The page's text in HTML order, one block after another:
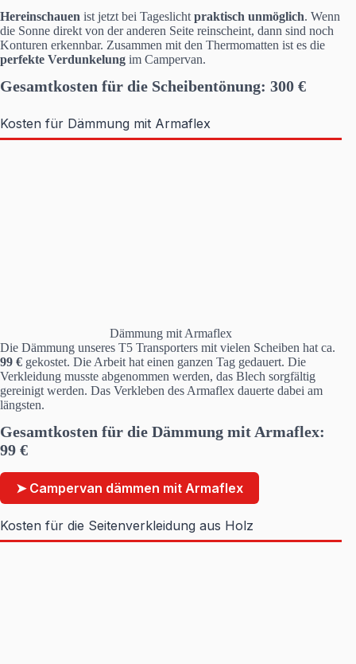
Hereinschauen ist jetzt bei Tageslicht praktisch unmöglich. Wenn
die Sonne direkt von der anderen Seite reinscheint, dann sind noch
Konturen erkennbar. Zusammen mit den Thermomatten ist es die
perfekte Verdunkelung im Campervan.
Gesamtkosten für die Scheibentönung: 300 €
Kosten für Dämmung mit Armaflex
Dämmung mit Armaflex
Die Dämmung unseres T5 Transporters mit vielen Scheiben hat ca.
99 € gekostet. Die Arbeit hat einen ganzen Tag gedauert. Die
Verkleidung musste abgenommen werden, das Blech sorgfältig
gereinigt werden. Das Verkleben des Armaflex dauerte dabei am
längsten.
Gesamtkosten für die Dämmung mit Armaflex:
99 €
➤ Campervan dämmen mit Armaflex
Kosten für die Seitenverkleidung aus Holz